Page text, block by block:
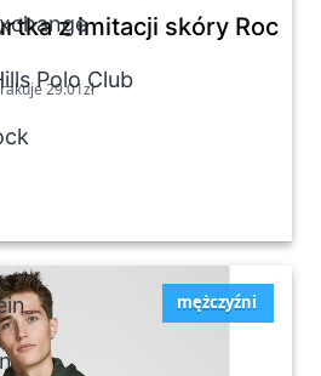
Polo Club
z imitacji skóry Rocky
29.01zł
mężczyźni